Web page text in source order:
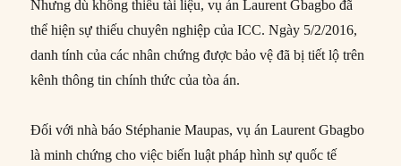
Nhưng dù không thiếu tài liệu, vụ án Laurent Gbagbo đã
thể hiện sự thiếu chuyên nghiệp của ICC. Ngày 5/2/2016,
danh tính của các nhân chứng được bảo vệ đã bị tiết lộ trên
kênh thông tin chính thức của tòa án.
Đối với nhà báo Stéphanie Maupas, vụ án Laurent Gbagbo
là minh chứng cho việc biến luật pháp hình sự quốc tế